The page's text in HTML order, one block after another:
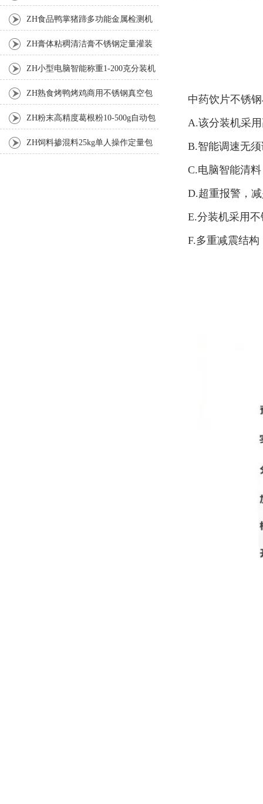
中药饮片不锈
A.该分装机采
B.智能调速无
C.电脑智能清
D.超重报警，
E.分装机采用
F.多重减震结
ZH食品鸭掌猪蹄多功能金属检测机
ZH膏体粘稠清洁膏不锈钢定量灌装
机厂家 ZH小型电脑智能称重1-200克分装机
ZH熟食烤鸭烤鸡商用不锈钢真空包
装机 ZH粉末高精度葛根粉10-500g自动包
装机 ZH饲料掺混料25kg单人操作定量包